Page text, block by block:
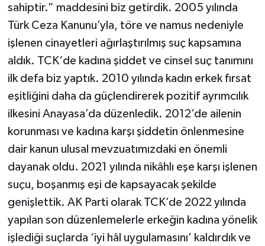
sahiptir.” maddesini biz getirdik. 2005 yılında
Türk Ceza Kanunu’yla, töre ve namus nedeniyle
işlenen cinayetleri ağırlaştırılmış suç kapsamına
aldık. TCK‘de kadına şiddet ve cinsel suç tanımını
ilk defa biz yaptık. 2010 yılında kadın erkek fırsat
eşitliğini daha da güçlendirerek pozitif ayrımcılık
ilkesini Anayasa’da düzenledik. 2012’de ailenin
korunması ve kadına karşı şiddetin önlenmesine
dair kanun ulusal mevzuatımızdaki en önemli
dayanak oldu. 2021 yılında nikâhlı eşe karşı işlenen
suçu, boşanmış eşi de kapsayacak şekilde
genişlettik. AK Parti olarak TCK’de 2022 yılında
yapılan son düzenlemelerle erkeğin kadına yönelik
işlediği suçlarda ‘iyi hâl uygulamasını’ kaldırdık ve